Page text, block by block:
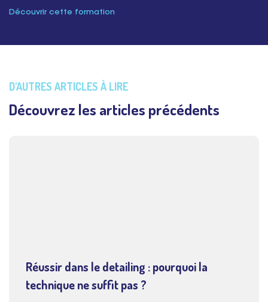
Découvrir cette formation
D'AUTRES ARTICLES À LIRE
Découvrez les articles précédents
Réussir dans le detailing : pourquoi la
technique ne suffit pas ?